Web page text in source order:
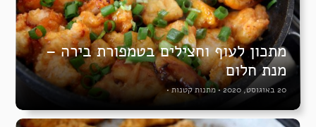
מתכון לעוף וחצילים בטמפורת בירה –
מנת חלום
20 באוגוסט, 2020 •מתנות קטנות•